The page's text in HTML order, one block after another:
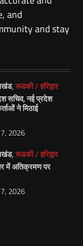
and
and stay
,रूडकी / हरिद्वार
सचिव, नई प्रदेश
ने मिठाई
2026
,रूडकी / हरिद्वार
में अतिक्रमण पर
2026